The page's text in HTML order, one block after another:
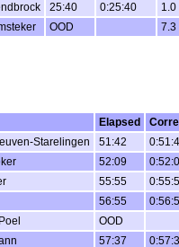
25:40 0:25:40
1.0
OOD 7.3
Elapsed
Starelingen 51:42
52:09
55:55
56:55
OOD
57:37